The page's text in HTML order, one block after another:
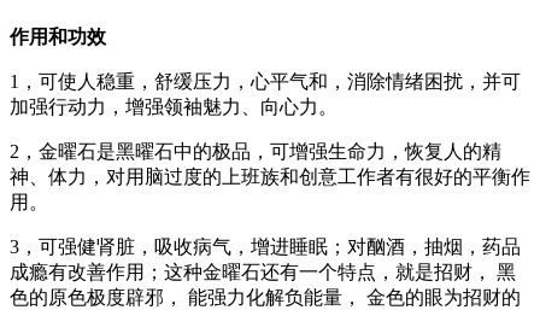
作用和功效
1，可使人稳重，舒缓压力，心平气和，消除情绪困扰，并可
加强行动力，增强领袖魅力、向心力。
2，金曜石是黑曜石中的极品，可增强生命力，恢复人的精
神、体力，对用脑过度的上班族和创意工作者有很好的平衡作
用。
3，可强健肾脏，吸收病气，增进睡眠；对酗酒，抽烟，药品
成瘾有改善作用；这种金曜石还有一个特点，就是招财， 黑
色的原色极度辟邪， 能强力化解负能量， 金色的眼为招财的